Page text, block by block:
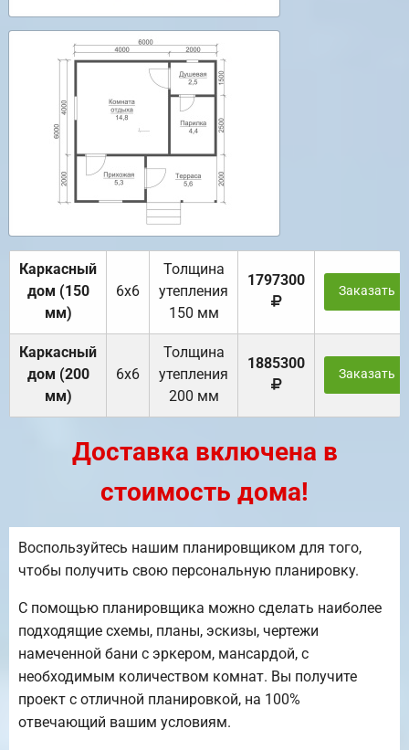
Каркасный
дом (150
мм)
6х6
Толщина
утепления
150 мм
1797300
Заказать
Каркасный
дом (200
мм)
6х6
Толщина
утепления
200 мм
1885300
Заказать
Доставка включена в
стоимость дома!
Воспользуйтесь нашим планировщиком для того,
чтобы получить свою персональную планировку.
С помощью планировщика можно сделать наиболее
подходящие схемы, планы, эскизы, чертежи
намеченной бани с эркером, мансардой, с
необходимым количеством комнат. Вы получите
проект с отличной планировкой, на 100%
отвечающий вашим условиям.